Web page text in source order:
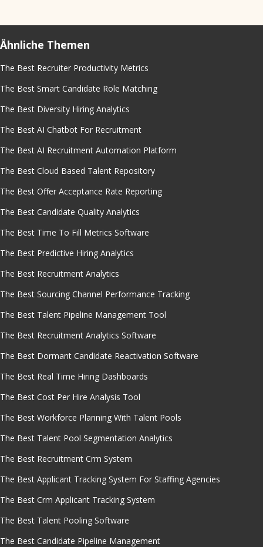
Ähnliche Themen
The Best Recruiter Productivity Metrics
The Best Smart Candidate Role Matching
The Best Diversity Hiring Analytics
The Best AI Chatbot For Recruitment
The Best AI Recruitment Automation Platform
The Best Cloud Based Talent Repository
The Best Offer Acceptance Rate Reporting
The Best Candidate Quality Analytics
The Best Time To Fill Metrics Software
The Best Predictive Hiring Analytics
The Best Recruitment Analytics
The Best Sourcing Channel Performance Tracking
The Best Talent Pipeline Management Tool
The Best Recruitment Analytics Software
The Best Dormant Candidate Reactivation Software
The Best Real Time Hiring Dashboards
The Best Cost Per Hire Analysis Tool
The Best Workforce Planning With Talent Pools
The Best Talent Pool Segmentation Analytics
The Best Recruitment Crm System
The Best Applicant Tracking System For Staffing Agencies
The Best Crm Applicant Tracking System
The Best Talent Pooling Software
The Best Candidate Pipeline Management